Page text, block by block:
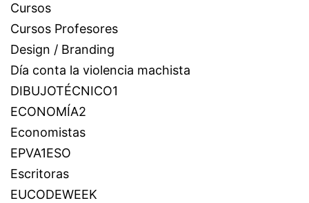
Cursos
Cursos Profesores
Design / Branding
Día conta la violencia machista
DIBUJOTÉCNICO1
ECONOMÍA2
Economistas
EPVA1ESO
Escritoras
EUCODEWEEK